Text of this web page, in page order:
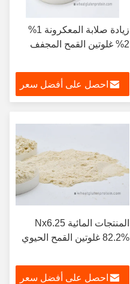
زيادة صلابة المعكرونة 1%
2% غلوتين القمح المجفف
احصل على أفضل سعر
المنتجات المائية Nx6.25
82.2% غلوتين القمح الحيوي
احصل على أفضل سعر